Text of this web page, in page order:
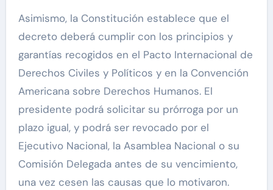
Asimismo, la Constitución establece que el
decreto deberá cumplir con los principios y
garantías recogidos en el Pacto Internacional de
Derechos Civiles y Políticos y en la Convención
Americana sobre Derechos Humanos. El
presidente podrá solicitar su prórroga por un
plazo igual, y podrá ser revocado por el
Ejecutivo Nacional, la Asamblea Nacional o su
Comisión Delegada antes de su vencimiento,
una vez cesen las causas que lo motivaron.